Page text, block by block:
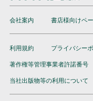
会社案内 書店様向けペ
利用規約 プライバシー
著作権等管理事業者許諾番号
当社出版物等の利用について